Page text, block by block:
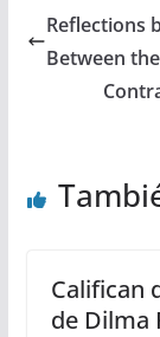
Reflections
Between
Califican
de Dilma